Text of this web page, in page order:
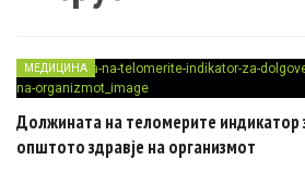
МЕДИЦИНА
Должината на теломерите индикатор
општото здравје на организмот